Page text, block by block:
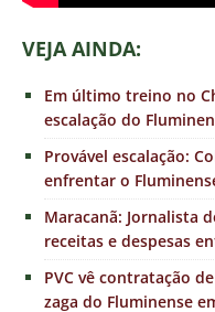
VEJA AINDA:
Em último treino no
escalação do
Provável escalação:
enfrentar o
Maracanã: Jornalista
receitas e despesas
PVC vê contratação
zaga do Fluminense